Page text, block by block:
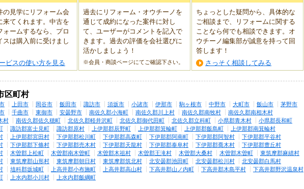
の見学にリフォーム会
来てくれます。中古を
ォームするなら、プロ
スは購入前に受けまし
ビスの使い方を見る
過去にリフォーム・オウチーノを
通じて成約になった案件に対し
て、ユーザーがコメントを記入で
きます。過去の評価を会社選びに
活かしましょう！
※会員・商談ページにてご確認下さい。
ちょっとした疑問から、具体的な
ご相談まで、リフォームに関する
ことなら何でも相談できます。オ
ウチーノ編集部が誠意を持って回
答します！
さっそく相談してみる
区町村
上田市 岡谷市 飯田市 諏訪市 須坂市 小諸市 伊那市 駒ヶ根市 中野市 大町市 飯山市
茅野市
千曲市 東御市 安曇野市 南佐久郡小海町 南佐久郡川上村 南佐久郡南牧村
南佐久郡南相木村
村
南佐久郡佐久穂町 北佐久郡軽井沢町 北佐久郡御代田町 北佐久郡立科町 小県郡青木村
小県郡長和町
諏訪郡富士見町 諏訪郡原村 上伊那郡辰野町 上伊那郡箕輪町 上伊那郡飯島町
上伊那郡南箕輪村
上伊那郡宮田村 下伊那郡松川町 下伊那郡高森町 下伊那郡阿南町 下伊那郡阿智村
下伊那郡平谷村
下伊那郡下條村 下伊那郡売木村 下伊那郡天龍村 下伊那郡泰阜村 下伊那郡喬木村
下伊那郡豊丘村
木曽郡上松町 木曽郡南木曽町 木曽郡木祖村 木曽郡王滝村 木曽郡大桑村 木曽郡木曽町
東筑摩郡麻績村
東筑摩郡山形村 東筑摩郡朝日村 東筑摩郡筑北村 北安曇郡池田町 北安曇郡松川村
北安曇郡白馬村
埴科郡坂城町 上高井郡小布施町 上高井郡高山村 下高井郡山ノ内町 下高井郡木島平村
下高井郡野沢温泉村
上水内郡小川村 上水内郡飯綱町